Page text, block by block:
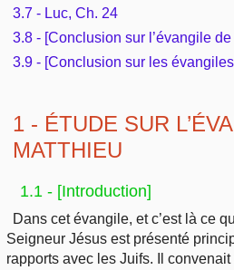
3.7 - Luc, Ch. 24
3.8 - [Conclusion sur l’évangile de
3.9 - [Conclusion sur les
1 - ÉTUDE SUR
MATTHIEU
1.1 - [Introduction]
Dans cet évangile, et c’est là ce
Seigneur Jésus est présenté
rapports avec les Juifs. Il